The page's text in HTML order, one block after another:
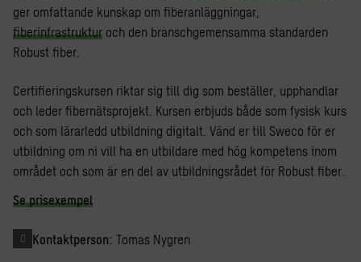
ger omfattande kunskap om fiberanläggningar,
fiberinfrastruktur och den branschgemensamma standarden
Robust fiber.
Certifieringskursen riktar sig till dig som beställer, upphandlar
och leder fibernätsprojekt. Kursen erbjuds både som fysisk kurs
och som lärarledd utbildning digitalt. Vänd er till Sweco för er
utbildning om ni vill ha en utbildare med hög kompetens inom
området och som är en del av utbildningsrådet för Robust fiber.
Se prisexempel
Kontaktperson: Tomas Nygren